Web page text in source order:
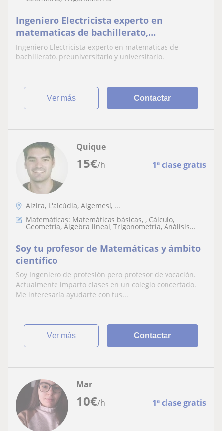
Ingeniero Electricista experto en
matematicas de bachillerato,
preuniversitario y universitario
Ingeniero Electricista experto en matematicas de
bachillerato, preuniversitario y universitario.
ver más Contactar
15€/h 1ª clase gratis
Quique
Alzira, L'alcúdia, Algemesí, ...
Matemáticas: Matemáticas básicas, , Cálculo,
Geometría, Álgebra lineal, Trigonometría, Análisis
numérico, Teoría de números, Matemáticas discretas
Soy tu profesor de Matemáticas y ámbito
científico
Soy Ingeniero de profesión pero profesor de vocación.
Actualmente imparto clases en un colegio concertado.
Me interesaría ayudarte con tus...
ver más Contactar
10€/h 1ª clase gratis
Mar